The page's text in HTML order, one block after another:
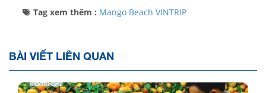
Tag xem thêm : Mango Beach VINTRIP
BÀI VIẾT LIÊN QUAN